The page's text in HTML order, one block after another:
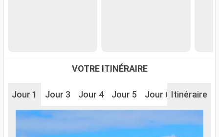
VOTRE ITINÉRAIRE
Jour 1 Jour 3 Jour 4 Jour 5 Jour 6 Jour 7
Itinéraire